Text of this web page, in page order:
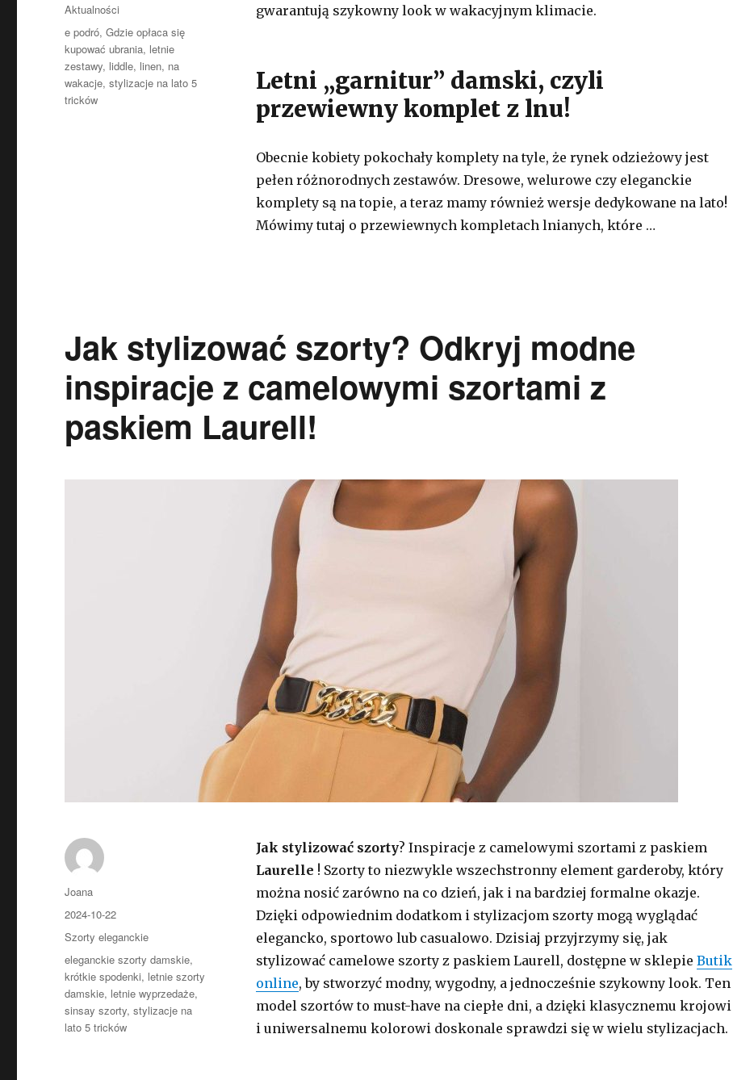
gwarantują szykowny look w wakacyjnym klimacie.
Letni „garnitur” damski, czyli
przewiewny komplet z lnu!
Obecnie kobiety pokochały komplety na tyle, że rynek odzieżowy jest
pełen różnorodnych zestawów. Dresowe, welurowe czy eleganckie
komplety są na topie, a teraz mamy również wersje dedykowane na lato!
Mówimy tutaj o przewiewnych kompletach lnianych, które …
Kategorie
Aktualności
Tagi
e podró,Gdzie opłaca się
kupować ubrania, letnie
zestawy, liddle, linen, na
wakacje,stylizacje na lato 5
tricków
Jak stylizować szorty? Odkryj modne
inspiracje z camelowymi szortami z
paskiem Laurell!
Jak stylizować szorty? Inspiracje z camelowymi szortami z paskiem
Laurelle ! Szorty to niezwykle wszechstronny element garderoby, który
można nosić zarówno na co dzień, jak i na bardziej formalne okazje.
Dzięki odpowiednim dodatkom i stylizacjom szorty mogą wyglądać
elegancko, sportowo lub casualowo. Dzisiaj przyjrzymy się, jak
stylizować camelowe szorty z paskiem Laurell, dostępne w sklepie Butik
online, by stworzyć modny, wygodny, a jednocześnie szykowny look. Ten
model szortów to must-have na ciepłe dni, a dzięki klasycznemu krojowi
i uniwersalnemu kolorowi doskonale sprawdzi się w wielu stylizacjach.
Autor
Joana
Opublikowano
2024-10-22
Kategorie
Szorty eleganckie
Tagi
eleganckie szorty damskie,
krótkie spodenki, letnie szorty
damskie, letnie wyprzedaże,
sinsay szorty,stylizacje na
lato 5 tricków